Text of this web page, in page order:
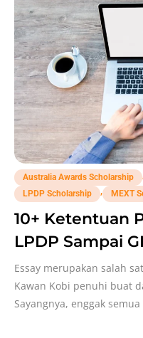
Australia Awards Scholarship
LPDP Scholarship
MEXT
10+ Ketentuan
LPDP Sampai
Beasiswa AAS
Essay merupakan salah
Kawan Kobi penuhi buat
Sayangnya, enggak